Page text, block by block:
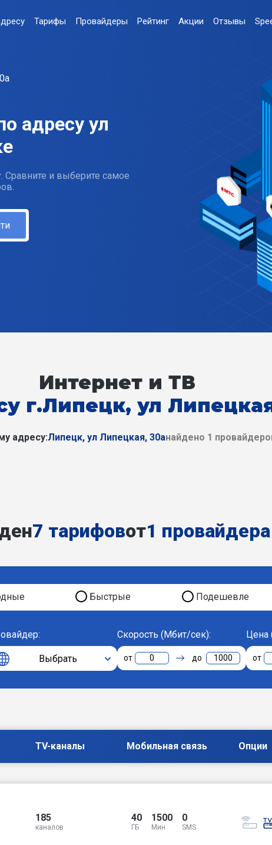
Тарифы Провайдеры Рейтинг Акции Отзывы
адресу ул
Сравните и выберите самое
Интернет и ТВ
г.Липецк, ул
адресу:Липецк, ул Липецкая, 30анайдено 1
7 тарифовот1 провайдера
Быстрые Подешевле
Выбрать
Скорость (Мбит/сек):
0 1000
Цена
TV-каналы Мобильная связь Опции
185
каналов
40
ГБ
1500
Мин
0
SMS